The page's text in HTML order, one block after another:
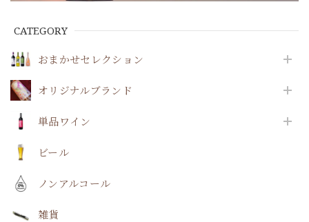
CATEGORY
おまかせセレクション
オリジナルブランド
単品ワイン
ビール
ノンアルコール
雑貨